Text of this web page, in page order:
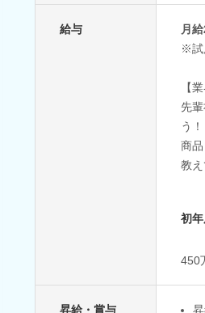
給与
月
※試
【
先
う！
商
教
初
450
昇給・賞与